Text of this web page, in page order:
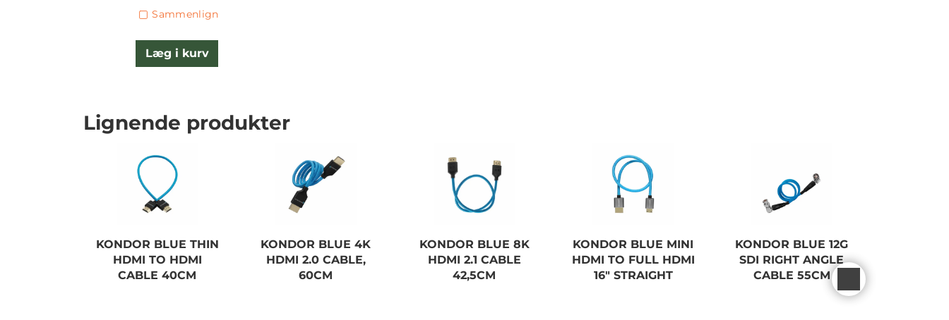
Sammenlign
Læg i kurv
Lignende produkter
KONDOR BLUE THIN
HDMI TO HDMI
CABLE 40CM
KONDOR BLUE 4K
HDMI 2.0 CABLE,
60CM
KONDOR BLUE 8K
HDMI 2.1 CABLE
42,5CM
KONDOR BLUE MINI
HDMI TO FULL HDMI
16" STRAIGHT
KONDOR BLUE 12G
SDI RIGHT ANGLE
CABLE 55CM